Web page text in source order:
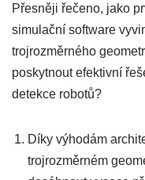
Přesněji řečeno, jako
simulační software
trojrozměrného
poskytnout efektivní
detekce robotů?
Díky výhodám
trojrozměrném